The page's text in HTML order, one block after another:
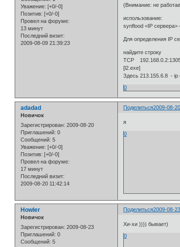
Уважение: [+0/-0]
Позитив: [+0/-0]
Провел на форуме:
13 минут
Последний визит:
2009-08-09 21:39:23
(Внимание: не
использование:
synflood <IP сервера>
Для определения IP
найдите строку
TCP
[l2.exe]
Здесь 213.155.6.8 - ip
0
Поделиться2009-08-
adadad
Новичок
Зарегистрирован: 2009-08-20
Приглашений: 0
Сообщений: 5
Уважение: [+0/-0]
Позитив: [+0/-0]
Провел на форуме:
17 минут
Последний визит:
2009-08-20 11:42:14
я
0
Поделиться2009-08-
Howler
Новичок
Зарегистрирован: 2009-08-23
Приглашений: 0
Сообщений: 5
Хи-хи )))) бывает)
0